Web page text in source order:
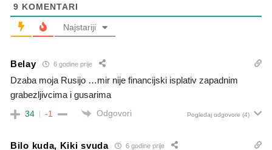
9 KOMENTARI
Najstariji
Belay 6 godine prije
Dzaba moja Rusijo …mir nije financijski isplativ zapadnim
grabezljivcima i gusarima
34 -1 Odgovori Pogledaj odgovore (4)
Bilo kuda, Kiki svuda 6 godine prije